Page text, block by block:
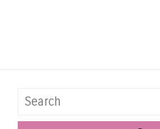
Search